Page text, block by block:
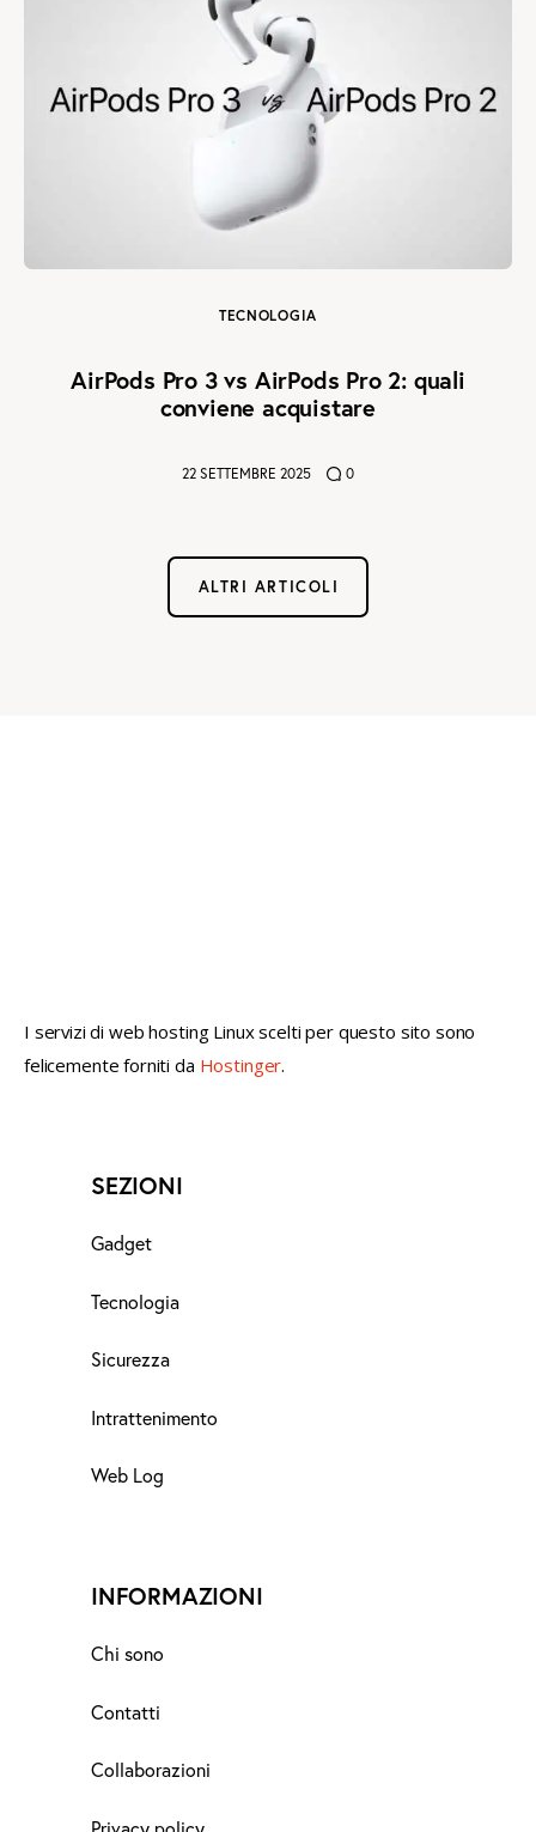
TECNOLOGIA
AirPods Pro 3 vs AirPods Pro 2: quali
conviene acquistare
22 SETTEMBRE 2025 0
ALTRI ARTICOLI
I servizi di web hosting Linux scelti per questo sito sono
felicemente forniti da Hostinger.
SEZIONI
Gadget
Tecnologia
Sicurezza
Intrattenimento
Web Log
INFORMAZIONI
Chi sono
Contatti
Collaborazioni